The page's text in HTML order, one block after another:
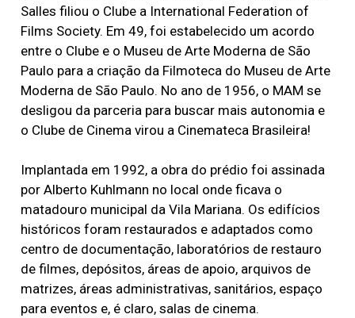
Salles filiou o Clube a International Federation of
Films Society. Em 49, foi estabelecido um acordo
entre o Clube e o Museu de Arte Moderna de São
Paulo para a criação da Filmoteca do Museu de Arte
Moderna de São Paulo. No ano de 1956, o MAM se
desligou da parceria para buscar mais autonomia e
o Clube de Cinema virou a Cinemateca Brasileira!
Implantada em 1992, a obra do prédio foi assinada
por Alberto Kuhlmann no local onde ficava o
matadouro municipal da Vila Mariana. Os edifícios
históricos foram restaurados e adaptados como
centro de documentação, laboratórios de restauro
de filmes, depósitos, áreas de apoio, arquivos de
matrizes, áreas administrativas, sanitários, espaço
para eventos e, é claro, salas de cinema.